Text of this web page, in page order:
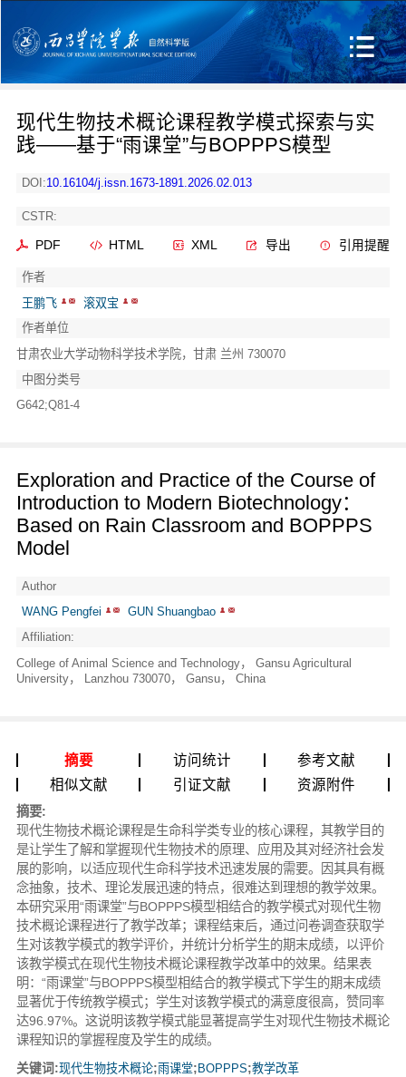
现代生物技术概论课程教学模式探索与实
践——基于“雨课堂”与BOPPPS模型
DOI:10.16104/j.issn.1673-1891.2026.02.013
CSTR:
PDF HTML XML 导出 引用提醒
作者
王鹏飞
滚双宝
作者单位
甘肃农业大学动物科学技术学院，甘肃 兰州 730070
中图分类号
G642;Q81-4
Exploration and Practice of the Course of
Introduction to Modern Biotechnology：
Based on Rain Classroom and BOPPPS
Model
Author
WANG Pengfei
GUN Shuangbao
Affiliation:
College of Animal Science and Technology， Gansu Agricultural
University， Lanzhou 730070， Gansu， China
摘要 访问统计
参考文献
相似文献
引证文献 资源附件
摘要:
现代生物技术概论课程是生命科学类专业的核心课程，其教学目的
是让学生了解和掌握现代生物技术的原理、应用及其对经济社会发
展的影响，以适应现代生命科学技术迅速发展的需要。因其具有概
念抽象，技术、理论发展迅速的特点，很难达到理想的教学效果。
本研究采用“雨课堂”与BOPPPS模型相结合的教学模式对现代生物
技术概论课程进行了教学改革；课程结束后，通过问卷调查获取学
生对该教学模式的教学评价，并统计分析学生的期末成绩，以评价
该教学模式在现代生物技术概论课程教学改革中的效果。结果表
明：“雨课堂”与BOPPPS模型相结合的教学模式下学生的期末成绩
显著优于传统教学模式；学生对该教学模式的满意度很高，赞同率
达96.97%。这说明该教学模式能显著提高学生对现代生物技术概论
课程知识的掌握程度及学生的成绩。
关键词:现代生物技术概论;雨课堂; BOPPPS;教学改革